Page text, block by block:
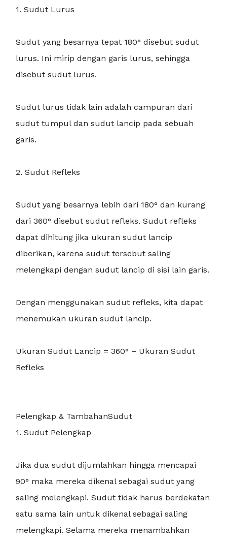
1. Sudut Lurus
Sudut yang besarnya tepat 180° disebut sudut
lurus. Ini mirip dengan garis lurus, sehingga
disebut sudut lurus.
Sudut lurus tidak lain adalah campuran dari
sudut tumpul dan sudut lancip pada sebuah
garis.
2. Sudut Refleks
Sudut yang besarnya lebih dari 180° dan kurang
dari 360° disebut sudut refleks. Sudut refleks
dapat dihitung jika ukuran sudut lancip
diberikan, karena sudut tersebut saling
melengkapi dengan sudut lancip di sisi lain garis.
Dengan menggunakan sudut refleks, kita dapat
menemukan ukuran sudut lancip.
Ukuran Sudut Lancip = 360° – Ukuran Sudut
Refleks
Pelengkap & TambahanSudut
1. Sudut Pelengkap
Jika dua sudut dijumlahkan hingga mencapai
90° maka mereka dikenal sebagai sudut yang
saling melengkapi. Sudut tidak harus berdekatan
satu sama lain untuk dikenal sebagai saling
melengkapi. Selama mereka menambahkan